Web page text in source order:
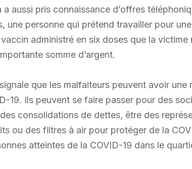
aussi pris connaissance d’offres
une personne qui prétend travailler pour
administré en six doses que la
somme d’argent.
que les malfaiteurs peuvent avoir
19. Ils peuvent se faire passer pour des
consolidations de dettes, être des
ou des filtres à air pour protéger de la
atteintes de la COVID-19 dans le